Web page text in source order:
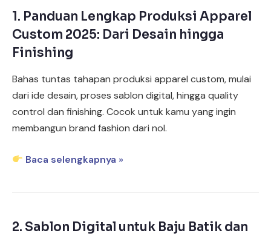
1. Panduan Lengkap Produksi Apparel
Custom 2025: Dari Desain hingga
Finishing
Bahas tuntas tahapan produksi apparel custom, mulai
dari ide desain, proses sablon digital, hingga quality
control dan finishing. Cocok untuk kamu yang ingin
membangun brand fashion dari nol.
Baca selengkapnya »
2. Sablon Digital untuk Baju Batik dan